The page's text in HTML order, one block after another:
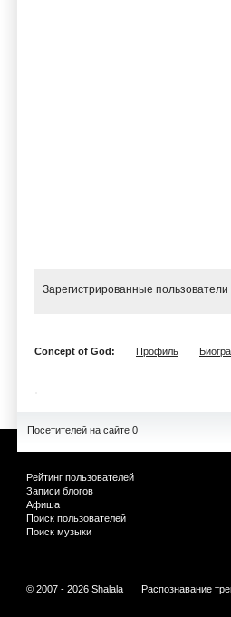
Зарегистрированные
Concept of God: Профиль
Посетителей на сайте 0
Рейтинг пользователей
Записи блогов
Афиша
Поиск пользователей
Поиск музыки
© 2007 - 2026 Shalala Распознавание